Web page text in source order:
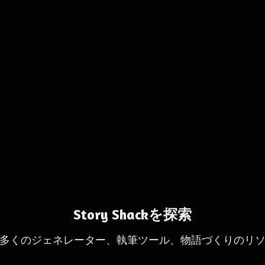
Story Shackを探索
くのジェネレーター、執筆ツール、物語づくりのリ